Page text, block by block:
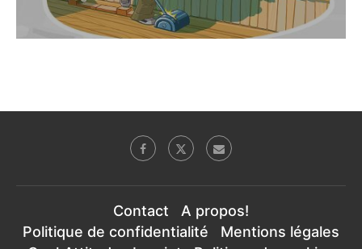
Contact
A propos!
Politique de confidentialité
Mentions légales